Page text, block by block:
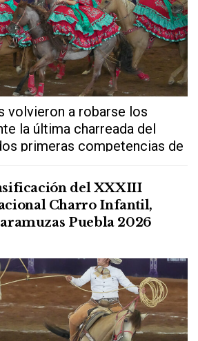
volvieron a robarse los
la última charreada del
primeras competencias de
del XXXIII
Charro Infantil,
Puebla 2026